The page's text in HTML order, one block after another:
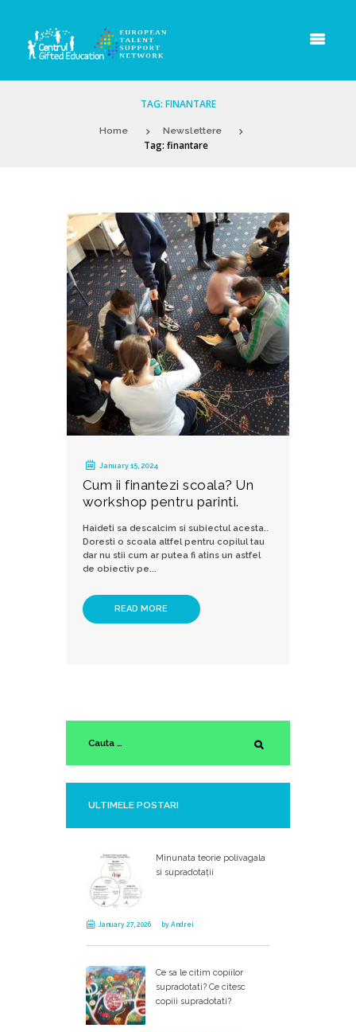
TAG: FINANTARE
Home Newslettere
Tag: finantare
January 15, 2024
Cum ii finantezi scoala? Un
workshop pentru parinti.
Haideti sa descalcim si subiectul acesta..
Doresti o scoala altfel pentru copilul tau
dar nu stii cum ar putea fi atins un astfel
de obiectiv pe...
READ MORE
ULTIMELE POSTARI
Minunata teorie polivagala
si supradotații
January 27, 2026 byAndrei
Ce sa le citim copiilor
supradotati? Ce citesc
copiii supradotati?